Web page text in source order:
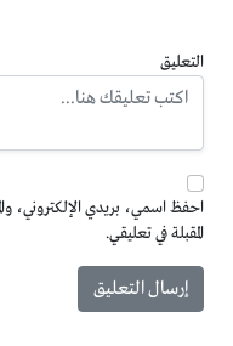
التعليق
احفظ اسمي، بريدي الإلكتروني،
المقبلة في تعليقي.